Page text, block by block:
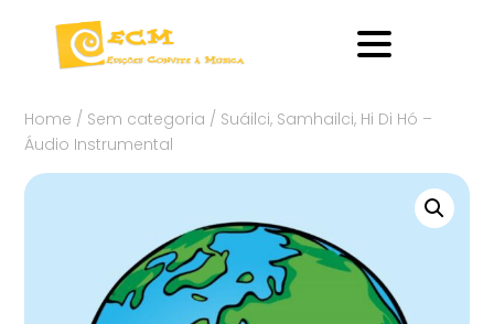
Home / Sem categoria / Suáilci, Samhailci, Hi Di Hó –
Áudio Instrumental